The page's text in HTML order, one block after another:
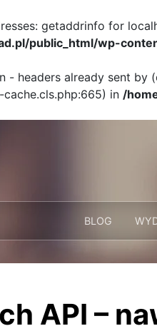
getaddrinfo for
public_html/wp-
- headers already sent
in /
BLOG
API –